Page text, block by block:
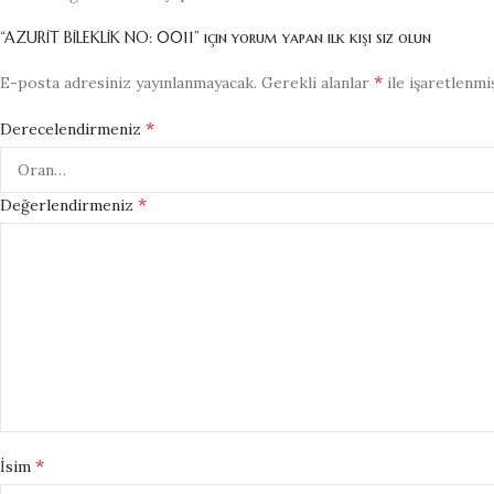
“AZURİT BİLEKLİK NO: 0011” için yorum yapan ilk kişi siz olun
E-posta adresiniz yayınlanmayacak. Gerekli alanlar * ile
Derecelendirmeniz *
Değerlendirmeniz *
İsim *